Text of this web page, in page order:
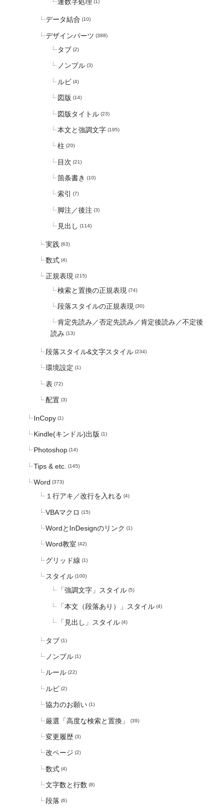
(1)
データ結合 (10)
デザインパーツ (388)
タブ (2)
ノンブル (3)
ルビ (4)
図版 (14)
図版タイトル (23)
本文と強調文字 (195)
柱 (20)
目次 (21)
箇条書き (10)
索引 (7)
脚注／後注 (3)
見出し (114)
実践 (63)
数式 (4)
正規表現 (215)
検索と置換の正規表現 (74)
段落スタイルの正規表現 (30)
肯定先読み／否定先読み／肯定後読み／不定後
読み (13)
段落スタイル&文字スタイル (234)
環境設定 (1)
表 (72)
配置 (3)
InCopy (1)
Kindle(キンドル)出版 (1)
Photoshop (14)
Tips & etc. (145)
Word (373)
１行アキ／改行を入れる (4)
VBAマクロ (15)
WordとInDesignのリンク (1)
Word教室 (42)
グリッド線 (1)
スタイル (100)
「強調文字」スタイル (5)
「本文（段落あり）」スタイル (4)
「見出し」スタイル (4)
タブ (1)
ノンブル (1)
ルール (22)
ルビ (2)
協力のお願い (1)
厳選「高度な検索と置換」 (39)
変更履歴 (3)
改ページ (2)
数式 (4)
文字数と行数 (8)
段落 (6)